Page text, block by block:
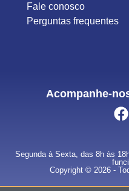
Fale conosco
Perguntas frequentes
Acompanhe-
Segunda à Sexta, das 8h às
Copyright © 2026 -